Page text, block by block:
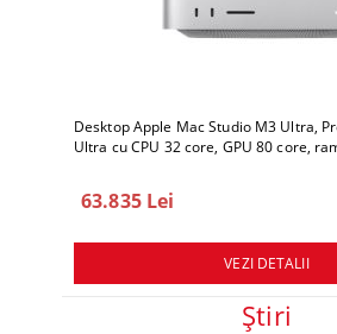
Desktop Apple Mac Studio M3 Ultra,
Ultra cu CPU 32 core, GPU 80 core,
63.835 Lei
VEZI DETALII
Ştiri